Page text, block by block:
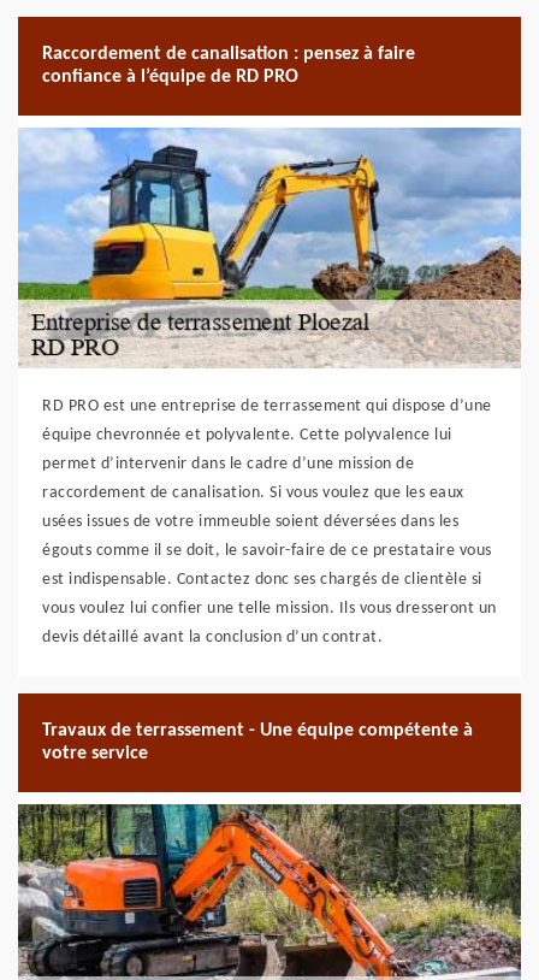
Raccordement de canalisation : pensez à faire
confiance à l’équipe de RD PRO
RD PRO est une entreprise de terrassement qui dispose d’une
équipe chevronnée et polyvalente. Cette polyvalence lui
permet d’intervenir dans le cadre d’une mission de
raccordement de canalisation. Si vous voulez que les eaux
usées issues de votre immeuble soient déversées dans les
égouts comme il se doit, le savoir-faire de ce prestataire vous
est indispensable. Contactez donc ses chargés de clientèle si
vous voulez lui confier une telle mission. Ils vous dresseront un
devis détaillé avant la conclusion d’un contrat.
Travaux de terrassement - Une équipe compétente à
votre service